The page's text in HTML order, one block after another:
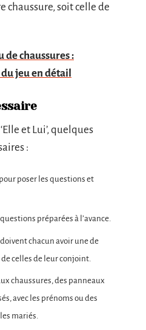
chaussure, soit celle de
de chaussures :
jeu en détail
et Lui’, quelques
:
poser les questions et
préparées à l’avance.
chacun avoir une de
celles de leur conjoint.
chaussures, des panneaux
avec les prénoms ou des
mariés.